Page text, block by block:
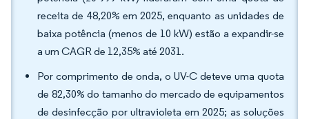
receita de 48,20% em 2025, enquanto as unidades de
baixa potência (menos de 10 kW) estão a expandir-se
a um CAGR de 12,35% até 2031.
Por comprimento de onda, o UV-C deteve uma quota
de 82,30% do tamanho do mercado de equipamentos
de desinfecção por ultravioleta em 2025; as soluções